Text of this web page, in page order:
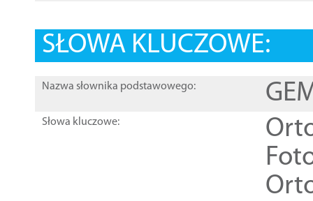
SŁOWA KLUCZOWE:
Nazwa słownika podstawowego:
Słowa kluczowe: